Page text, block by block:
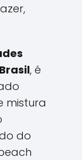
, é
mistura
do